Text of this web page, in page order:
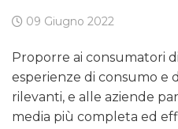
09 Giugno 2022
Proporre ai consumatori
esperienze di consumo e
rilevanti, e alle aziende
media più completa ed